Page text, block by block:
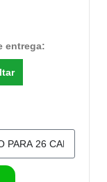
entrega: